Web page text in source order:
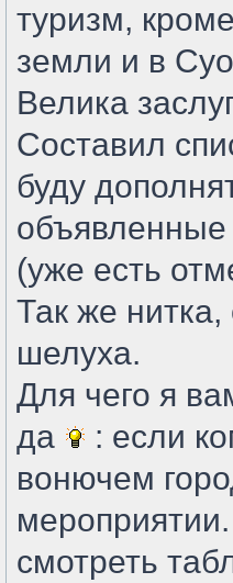
туризм,
земли и в
Велика
Составил
буду
объявленные
(уже есть
Так же
шелуха.
Для чего я
да
: если
вонючем
смотреть